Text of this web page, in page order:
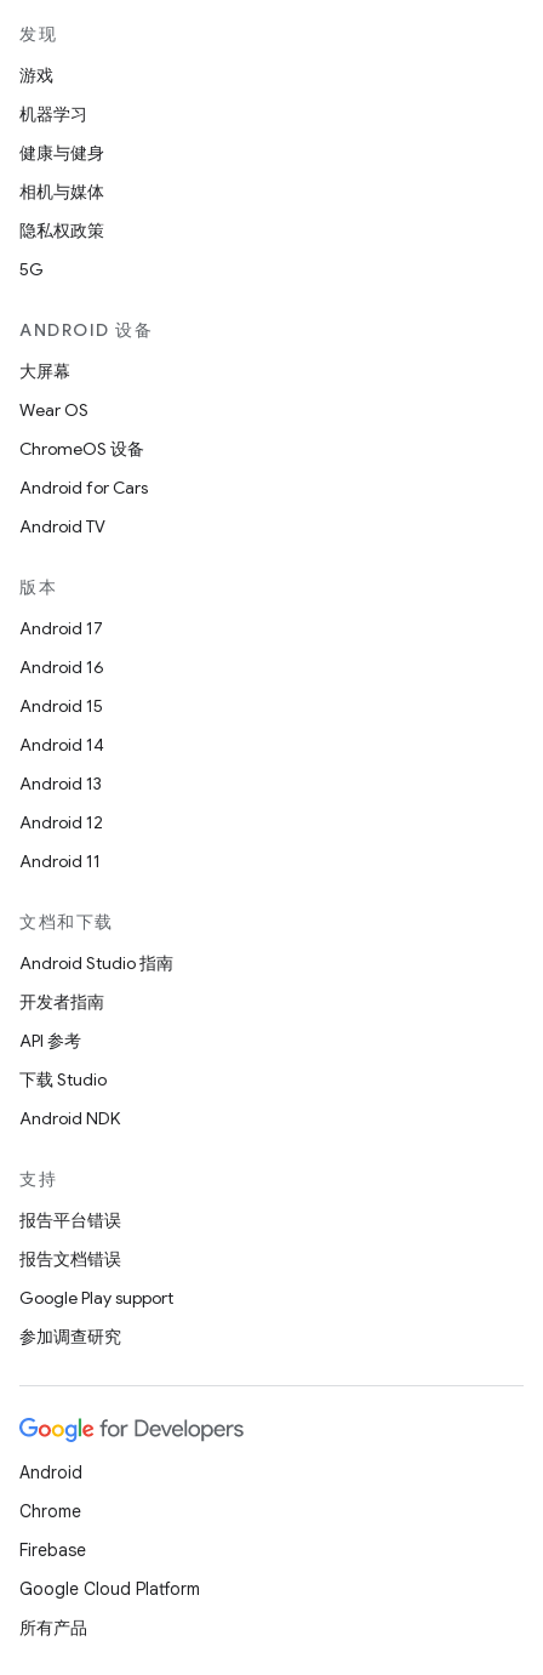
发现
游戏
机器学习
健康与健身
相机与媒体
隐私权政策
5G
ANDROID 设备
大屏幕
Wear OS
ChromeOS 设备
Android for Cars
Android TV
版本
Android 17
Android 16
Android 15
Android 14
Android 13
Android 12
Android 11
文档和下载
Android Studio 指南
开发者指南
API 参考
下载 Studio
Android NDK
支持
报告平台错误
报告文档错误
Google Play support
参加调查研究
Android
Chrome
Firebase
Google Cloud Platform
所有产品